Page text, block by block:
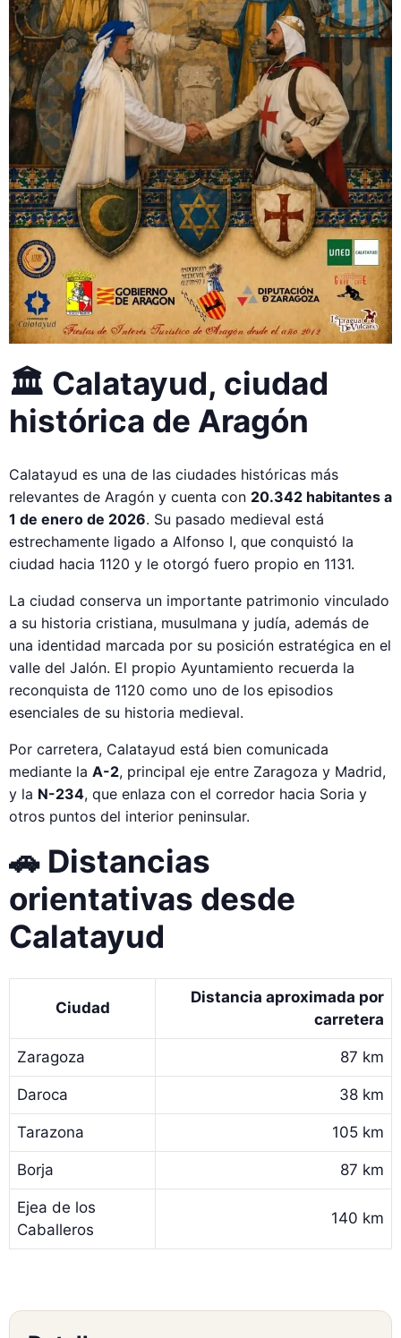
🏛 Calatayud, ciudad
histórica de Aragón
Calatayud es una de las ciudades históricas más
relevantes de Aragón y cuenta con 20.342 habitantes a
1 de enero de 2026. Su pasado medieval está
estrechamente ligado a Alfonso I, que conquistó la
ciudad hacia 1120 y le otorgó fuero propio en 1131.
La ciudad conserva un importante patrimonio vinculado
a su historia cristiana, musulmana y judía, además de
una identidad marcada por su posición estratégica en el
valle del Jalón. El propio Ayuntamiento recuerda la
reconquista de 1120 como uno de los episodios
esenciales de su historia medieval.
Por carretera, Calatayud está bien comunicada
mediante la A-2, principal eje entre Zaragoza y Madrid,
y la N-234, que enlaza con el corredor hacia Soria y
otros puntos del interior peninsular.
🚗 Distancias
orientativas desde
Calatayud
Ciudad
Distancia aproximada por
carretera
Zaragoza 87 km
Daroca 38 km
Tarazona 105 km
Borja 87 km
Ejea de los
Caballeros
140 km